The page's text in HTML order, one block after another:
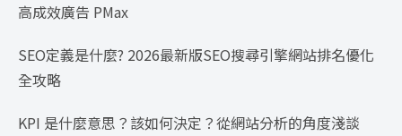
高成效廣告 PMax
SEO定義是什麼? 2026最新版SEO搜尋引擎網站排名優化
全攻略
KPI 是什麼意思？該如何決定？從網站分析的角度淺談